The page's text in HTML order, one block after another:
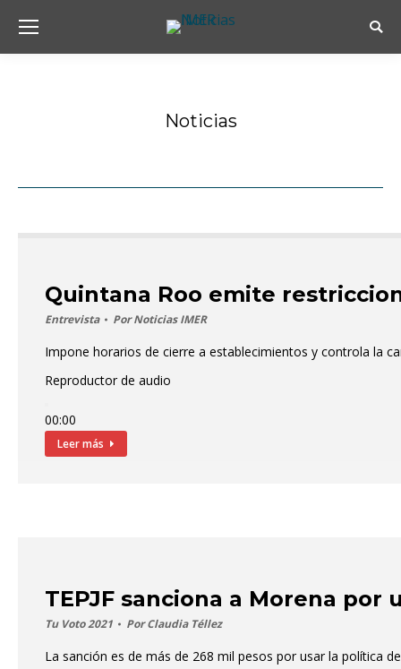
Noticias
Quintana Roo emite
Entrevista PorNoticias IMER
Impone horarios de cierre a establecimientos y controla la
Reproductor de audio
00:00
00:00
00:00
Leer más
TEPJF sanciona a Morena
Tu Voto 2021 PorClaudia Téllez
La sanción es de más de 268 mil pesos por usar la política